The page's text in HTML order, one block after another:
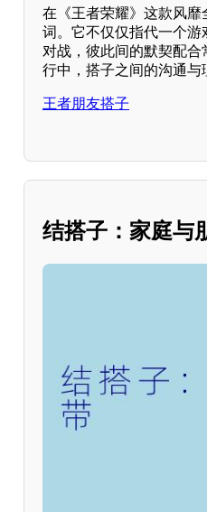
在《王者荣耀》这款风
词。它不仅仅指代一个
对战，彼此间的默契配
行中，搭子之间的沟通与
王者朋友搭子
结搭子：家庭与